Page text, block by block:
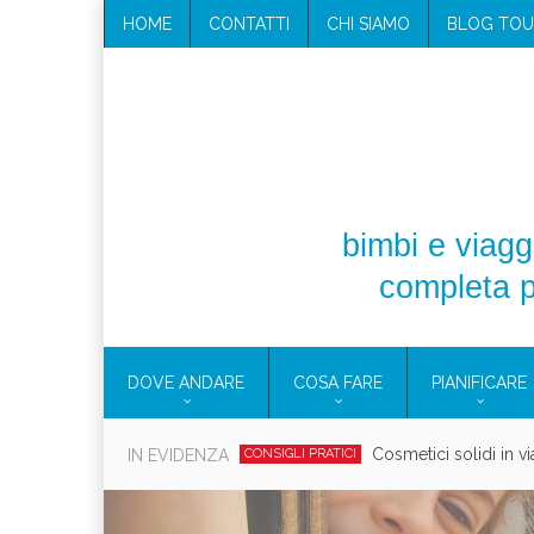
HOME CONTATTI CHI SIAMO BLOG
bimbi e
completa
DOVE ANDARE COSA FARE PIANIFICARE
IN EVIDENZA EOLIE Viaggi per donne 2026: vieni
CAMPEGGIO